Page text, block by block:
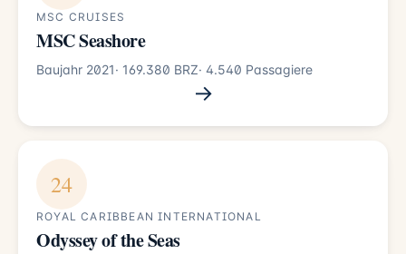
MSC CRUISES
MSC Seashore
Baujahr 2021· 169.380 BRZ· 4.540 Passagiere
→
24
ROYAL CARIBBEAN INTERNATIONAL
Odyssey of the Seas